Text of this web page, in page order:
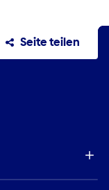
Seite teilen